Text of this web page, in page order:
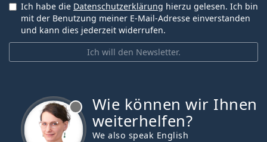
Ich will den Newsletter.
Ich habe die Datenschutzerklärung hierzu gelesen. Ich bin
mit der Benutzung meiner E-Mail-Adresse einverstanden
und kann dies jederzeit widerrufen.
Wie können wir Ihnen
weiterhelfen?
We also speak English